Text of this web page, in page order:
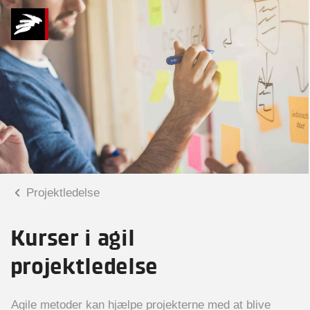
Projektledelse
Kurser i agil
projektledelse
Agile metoder kan hjælpe projekterne med at blive